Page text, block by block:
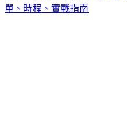
單、時程、實戰指南